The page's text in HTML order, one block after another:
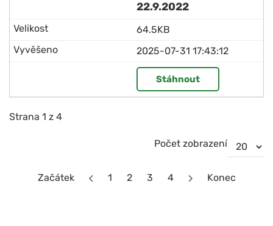
22.9.2022
64.5KB
2025-07-31 17:43:12
Stáhnout
Strana 1 z 4
Počet zobrazení
Začátek 1 2 3 4 Konec